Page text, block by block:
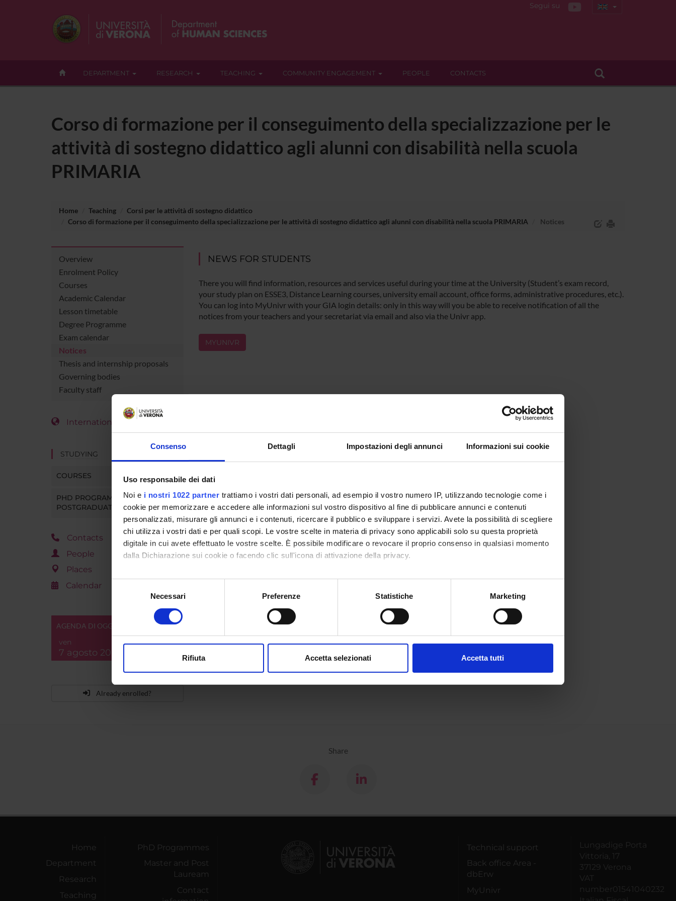
Consenso Dettagli Impostazioni degli annunci Informazioni sui cookie
Uso responsabile dei dati
Noi e i nostri 1022 partner trattiamo i vostri dati personali, ad esempio il vostro numero IP, utilizzando tecnologie come i
cookie per memorizzare e accedere alle informazioni sul vostro dispositivo al fine di pubblicare annunci e contenuti
personalizzati, misurare gli annunci e i contenuti, ricercare il pubblico e sviluppare i servizi. Avete la possibilità di scegliere
chi utilizza i vostri dati e per quali scopi. Le vostre scelte in materia di privacy sono applicabili solo su questa proprietà
digitale in cui avete effettuato le vostre scelte. È possibile modificare o revocare il proprio consenso in qualsiasi momento
dalla Dichiarazione sui cookie o facendo clic sull'icona di attivazione della privacy.
Con il tuo consenso, vorremmo anche:
raccogliere informazioni sulla tua posizione geografica, con un'approssimazione di qualche metro,
digitali).
modificare o ritirare il tuo consenso in qualsiasi momento dalla Dichiarazione sui cookie.
di analisi dei dati web, pubblicità e social media, i quali potrebbero combinarle con altre informazioni che hai fornito loro o
Necessari Preferenze Statistiche Marketing
Rifiuta Accetta selezionati Accetta tutti
Segui su
DEPARTMENT RESEARCH TEACHING COMMUNITY ENGAGEMENT PEOPLE CONTACTS
Corso di formazione per il conseguimento della specializzazione per le
attività di sostegno didattico agli alunni con disabilità nella scuola
PRIMARIA
Home Teaching
Corsi per le attività di sostegno didattico
Corso di formazione per il conseguimento della specializzazione per le attività di sostegno didattico agli alunni con disabilità nella scuola PRIMARIA
Notices
Overview
Enrolment Policy
Courses
Academic Calendar
Lesson timetable
Degree Programme
Exam calendar
Notices
Thesis and internship proposals
Governing bodies
Faculty staff
International Students
STUDYING
COURSES
PHD PROGRAMMES AND
POSTGRADUATE TRAINING
Contacts
People
Places
Calendar
AGENDA DI OGGI
ven
7 agosto 2026
Already enrolled?
NEWS FOR STUDENTS
There you will find information, resources and services useful during your time at the University (Student’s exam record,
your study plan on ESSE3, Distance Learning courses, university email account, office forms, administrative procedures, etc.).
You can log into MyUnivr with your GIA login details: only in this way will you be able to receive notification of all the
notices from your teachers and your secretariat via email and also via the Univr app.
MYUNIVR
Share
Home
Department
Research
Teaching
PhD Programmes
Master and Post
Lauream
Contact
Technical support
Back office Area -
dbErw
MyUnivr
Lungadige Porta
Vittoria, 17
37129 Verona
VAT
number01541040232